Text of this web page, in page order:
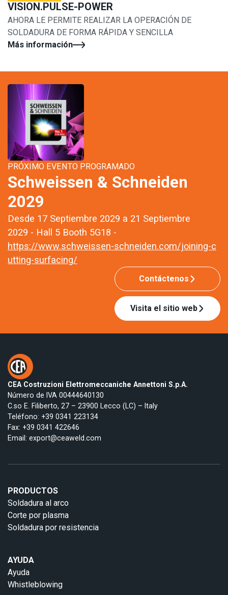
VISION.PULSE-POWER
AHORA LE PERMITE REALIZAR LA OPERACIÓN DE
SOLDADURA DE FORMA RÁPIDA Y SENCILLA
Más información
PRÓXIMO EVENTO PROGRAMADO
Schweissen & Schneiden
2029
Desde 17 Septiembre 2029 a 21 Septiembre
2029 - Hall 5 Booth 5G18 -
https://www.schweissen-schneiden.com/joining-c
utting-surfacing/
Contáctenos
Visita el sitio web
CEA Costruzioni Elettromeccaniche Annettoni S.p.A.
Número de IVA 00444640130
C.so E. Filiberto, 27 – 23900 Lecco (LC) – Italy
Teléfono: +39 0341 223134
Fax: +39 0341 422646
Email: export@ceaweld.com
PRODUCTOS
Soldadura al arco
Corte por plasma
Soldadura por resistencia
AYUDA
Ayuda
Whistleblowing